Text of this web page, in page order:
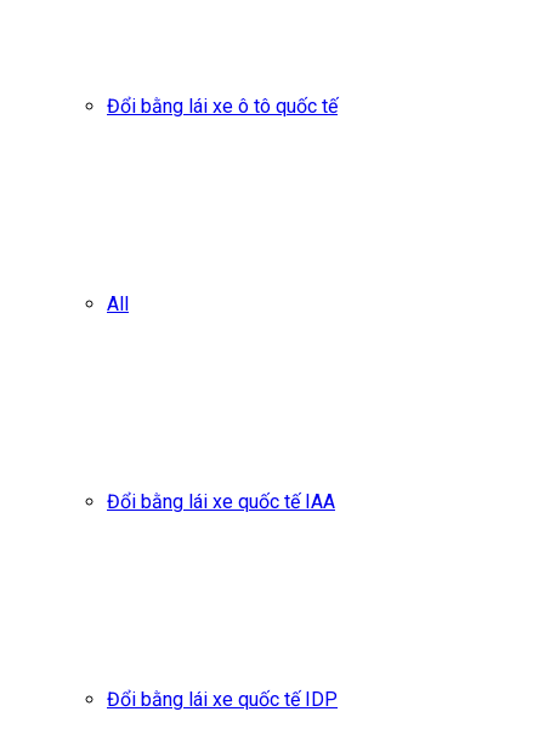
Đổi bằng lái xe ô tô quốc tế
All
Đổi bằng lái xe quốc tế IAA
Đổi bằng lái xe quốc tế IDP